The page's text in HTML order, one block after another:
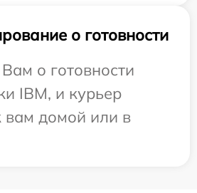
о готовности
о готовности
IBM, и курьер
вам домой или в